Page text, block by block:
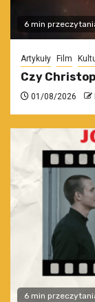
6 min
Artykuły Film
Czy
01/08/2026
6 min